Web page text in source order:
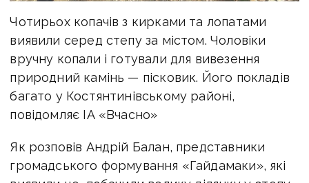
Чотирьох копачів з кирками та лопатами
виявили серед степу за містом. Чоловіки
вручну копали і готували для вивезення
природний камінь — пісковик. Його покладів
багато у Костянтинівському районі,
повідомляє ІА «Вчасно»
Як розповів Андрій Балан, представники
громадського формування «Гайдамаки», які